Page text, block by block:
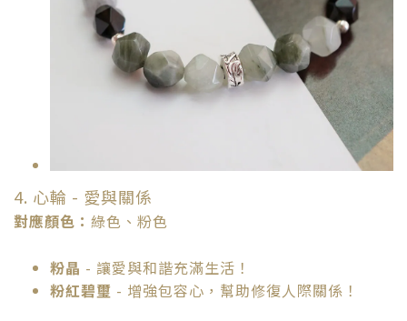
4. 心輪 - 愛與關係
對應顏色： 綠色、粉色
粉晶 - 讓愛與和諧充滿生活！
粉紅碧璽 - 增強包容心，幫助修復人際關係！